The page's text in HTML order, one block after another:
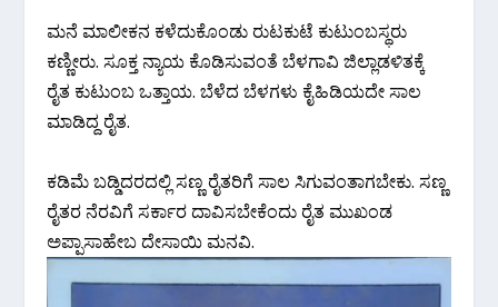
ಮನೆ ಮಾಲೀಕನ ಕಳೆದುಕೊಂಡು ರುಟಕುಟೆ ಕುಟುಂಬಸ್ಥರು
ಕಣ್ಣೀರು. ಸೂಕ್ತ ನ್ಯಾಯ ಕೊಡಿಸುವಂತೆ ಬೆಳಗಾವಿ ಜಿಲ್ಲಾಡಳಿತಕ್ಕೆ
ರೈತ ಕುಟುಂಬ ಒತ್ತಾಯ. ಬೆಳೆದ ಬೆಳಗಳು ಕೈಹಿಡಿಯದೇ ಸಾಲ
ಮಾಡಿದ್ದ ರೈತ.
ಕಡಿಮೆ ಬಡ್ಡಿದರದಲ್ಲಿ ಸಣ್ಣ ರೈತರಿಗೆ ಸಾಲ ಸಿಗುವಂತಾಗಬೇಕು. ಸಣ್ಣ
ರೈತರ ನೆರವಿಗೆ ಸರ್ಕಾರ ದಾವಿಸಬೇಕೆಂದು ರೈತ ಮುಖಂಡ
ಅಪ್ಪಾಸಾಹೇಬ ದೇಸಾಯಿ ಮನವಿ.